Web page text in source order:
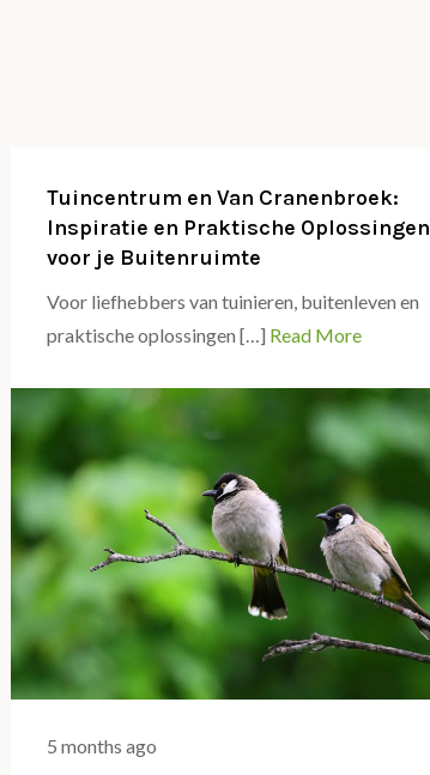
Tuincentrum en Van Cranenbroek:
Inspiratie en Praktische Oplossingen
voor je Buitenruimte
Voor liefhebbers van tuinieren, buitenleven en
praktische oplossingen […] Read More
5 months ago